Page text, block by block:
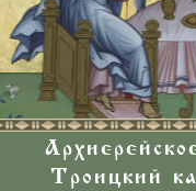
Троицкий